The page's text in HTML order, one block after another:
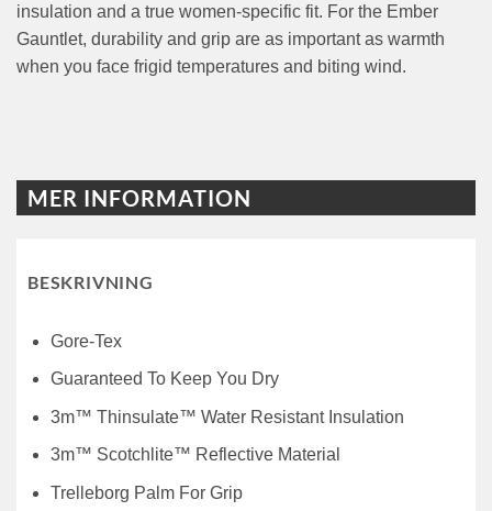
insulation and a true women-specific fit. For the Ember
Gauntlet, durability and grip are as important as warmth
when you face frigid temperatures and biting wind.
MER INFORMATION
BESKRIVNING
Gore-Tex
Guaranteed To Keep You Dry
3m™ Thinsulate™ Water Resistant Insulation
3m™ Scotchlite™ Reflective Material
Trelleborg Palm For Grip